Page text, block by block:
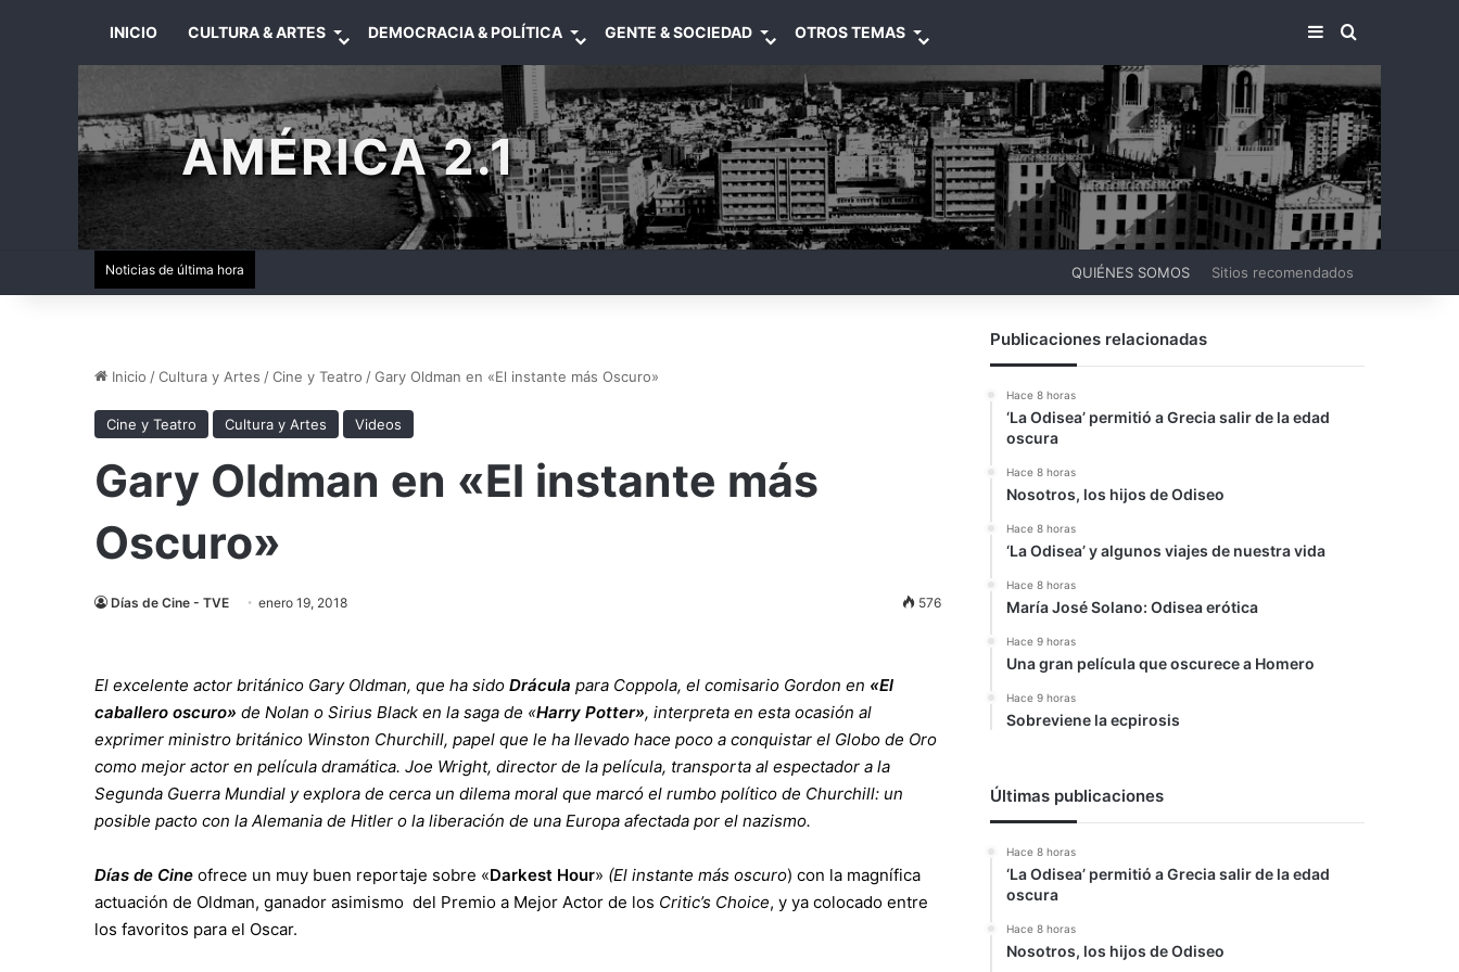
INICIO CULTURA & ARTES DEMOCRACIA & POLÍTICA GENTE & SOCIEDAD OTROS TEMAS BARRA LATERAL
BUSCAR
AMÉRICA 2.1
Noticias de última hora QUIÉNES SOMOS Sitios recomendados
Inicio /Cultura y Artes /Cine y Teatro /Gary Oldman en «El instante más Oscuro»
Cine y Teatro Cultura y Artes Videos
Gary Oldman en «El instante más
Oscuro»
Días de Cine - TVE enero 19, 2018 576
El excelente actor británico Gary Oldman, que ha sido Drácula para Coppola, el comisario Gordon en «El
caballero oscuro» de Nolan o Sirius Black en la saga de «Harry Potter», interpreta en esta ocasión al
exprimer ministro británico Winston Churchill, papel que le ha llevado hace poco a conquistar el Globo de Oro
como mejor actor en película dramática. Joe Wright, director de la película, transporta al espectador a la
Segunda Guerra Mundial y explora de cerca un dilema moral que marcó el rumbo político de Churchill: un
posible pacto con la Alemania de Hitler o la liberación de una Europa afectada por el nazismo.
Días de Cine ofrece un muy buen reportaje sobre «Darkest Hour» (El instante más oscuro) con la magnífica
actuación de Oldman, ganador asimismo del Premio a Mejor Actor de los Critic’s Choice, y ya colocado entre
los favoritos para el Oscar.
Publicaciones relacionadas
Hace 8 horas
‘La Odisea’ permitió a Grecia salir de la edad
oscura
Hace 8 horas
Nosotros, los hijos de Odiseo
Hace 8 horas
‘La Odisea’ y algunos viajes de nuestra vida
Hace 8 horas
María José Solano: Odisea erótica
Hace 9 horas
Una gran película que oscurece a Homero
Hace 9 horas
Sobreviene la ecpirosis
Últimas publicaciones
Hace 8 horas
‘La Odisea’ permitió a Grecia salir de la edad
oscura
Hace 8 horas
Nosotros, los hijos de Odiseo